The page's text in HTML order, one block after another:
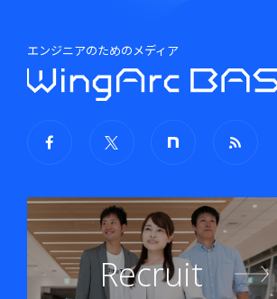
エンジニアのためのメディア
Recruit